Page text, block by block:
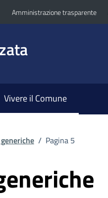
Amministrazione trasparente
Vivere il Comune
/ Pagina 5